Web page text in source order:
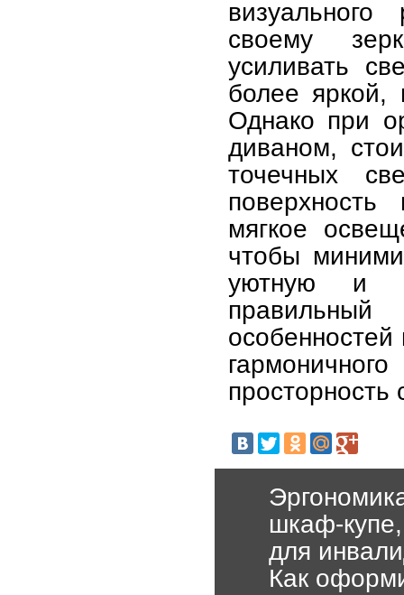
визуального
своему
усиливать
более яркой,
Однако при
диваном,
точечных
мягкое
чтобы
уютную и
особенностей
шкаф-
для
Как